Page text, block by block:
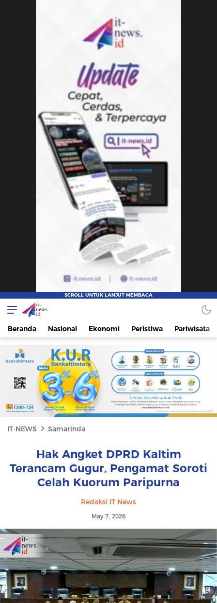
IT-NEWS
Update Cepat, Cerdas, dan Terpercaya
Beranda Nasional Ekonomi Peristiwa Pariwisata
IT-NEWS Samarinda
Hak Angket DPRD Kaltim
Terancam Gugur, Pengamat Soroti
Celah Kuorum Paripurna
Redaksi IT News
May 7, 2026